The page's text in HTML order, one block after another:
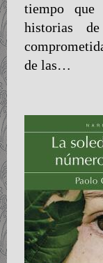
tiempo que
historias
de las…